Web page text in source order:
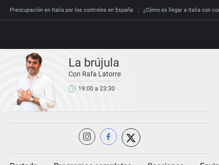
Preocupación en Italia por los controles en España ¿Cómo es llegar a Italia con
Directo
Programas
Por fin
Podcast
Malas
España
Aragón
Deportes
Mundo
La brújula
Con Rafa Latorre
19:00 a 23:30